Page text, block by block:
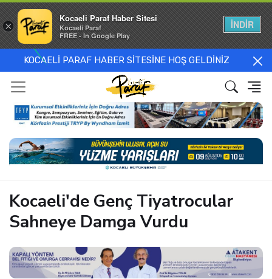
KOCAELİ PARAF HABER SİTESİNE HOŞ GELDİNİZ
Kocaeli'de Genç Tiyatrocular
Sahneye Damga Vurdu
×
Kocaeli Paraf Haber Sitesi
Kocaeli Paraf
FREE - In Google Play
İNDİR